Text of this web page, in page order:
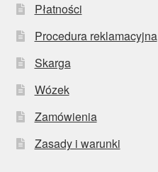
Płatności
Procedura reklamacyjna
Skarga
Wózek
Zamówienia
Zasady i warunki